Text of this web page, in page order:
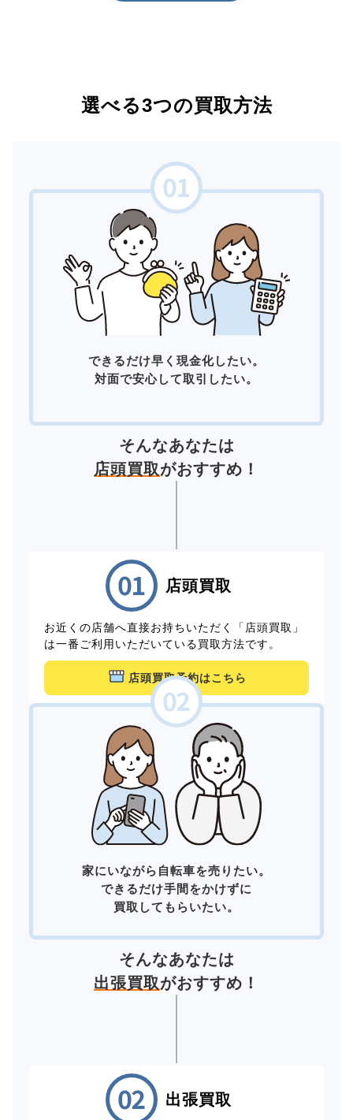
選べる3つの買取方法
できるだけ早く現金化したい。
対面で安心して取引したい。
そんなあなたは
店頭買取がおすすめ！
店頭買取
お近くの店舗へ直接お持ちいただく「店頭買取」
は一番ご利用いただいている買取方法です。
店頭買取予約はこちら
家にいながら自転車を売りたい。
できるだけ手間をかけずに
買取してもらいたい。
そんなあなたは
出張買取がおすすめ！
出張買取